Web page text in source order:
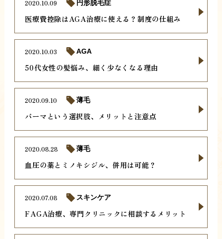
医療費控除はAGA治療に使える？制度の仕組み
2020.10.09 円形脱毛症
50代女性の髪悩み、細く少なくなる理由
2020.10.03 AGA
パーマという選択肢、メリットと注意点
2020.09.10 薄毛
血圧の薬とミノキシジル、併用は可能？
2020.08.28 薄毛
FAGA治療、専門クリニックに相談するメリット
2020.07.08 スキンケア